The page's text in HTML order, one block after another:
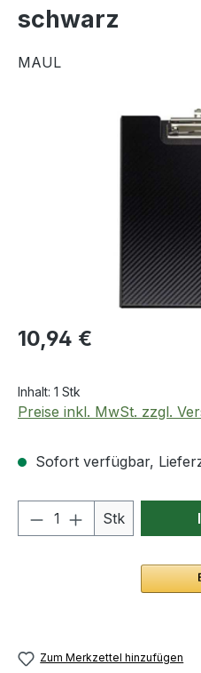
schwarz
MAUL
Bildergalerie überspringen
Regulärer Preis:
10,94 €
Inhalt: 1 Stk
Preise inkl. MwSt. zzgl.
Sofort verfügbar,
Produkt Anzahl:
Stk
Zum Merkzettel hinzufügen